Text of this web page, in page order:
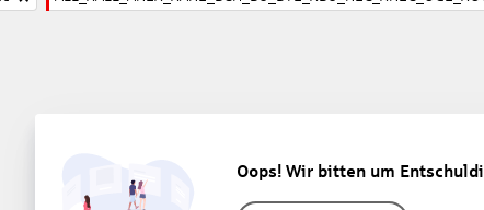
Oops! Wir bitten um